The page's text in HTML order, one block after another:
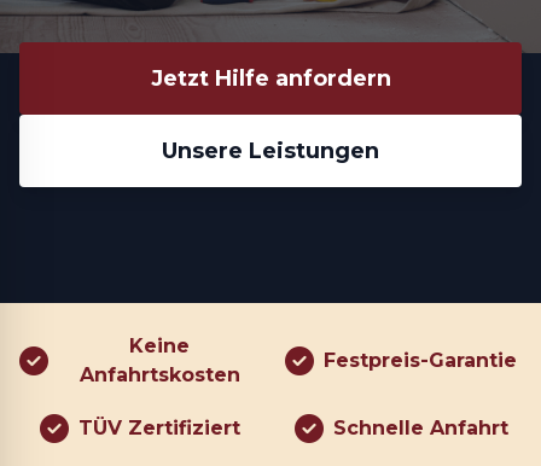
Jetzt Hilfe anfordern
Unsere Leistungen
Keine
Anfahrtskosten
Festpreis-Garantie
TÜV Zertifiziert Schnelle Anfahrt